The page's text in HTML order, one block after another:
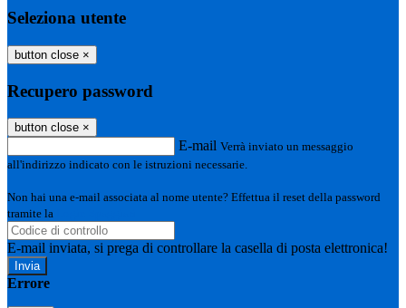
Seleziona utente
button close ×
Recupero password
button close ×
E-mail Verrà inviato un messaggio
all'indirizzo indicato con le istruzioni necessarie.
Non hai una e-mail associata al nome utente? Effettua il reset della password
tramite la
E-mail inviata, si prega di controllare la casella di posta elettronica!
Errore